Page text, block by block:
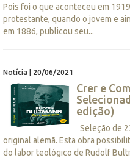
Pois foi o que aconteceu em
protestante, quando o jovem e
em 1886, publicou seu...
Notícia | 20/06/2021
Crer e
edição)
Seleção de
original alemã. Esta obra
do labor teológico de Rudolf